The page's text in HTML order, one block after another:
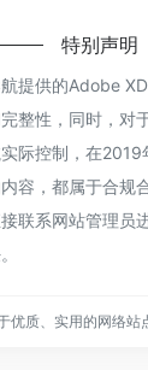
特别声明
提供的Adobe
整性，同时，对
际控制，在
容，都属于合规
联系网站管理员
优质、实用的网络站